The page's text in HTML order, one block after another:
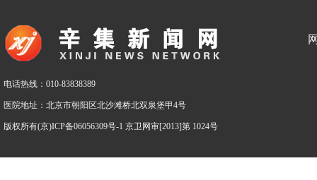
电话热线：010-83838389
医院地址：北京市朝阳区北沙滩桥北双泉堡甲4号
版权所有(京)ICP备06056309号-1 京卫网审[2013]第 1024号